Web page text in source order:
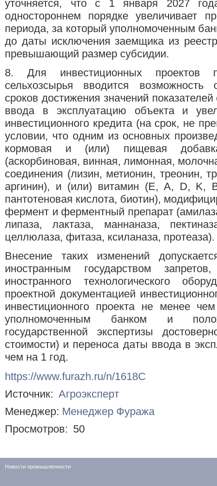
уточняется, что с 1 января 2027
одностороннем порядке увеличивает
периода, за который уполномоченным
до даты исключения заемщика из
превышающий размер субсидии.
8. Для инвестиционных проектов
сельхозсырья вводится возможность
сроков достижения значений
ввода в эксплуатацию объекта и
инвестиционного кредита (на срок, не
условии, что одним из основных
кормовая и (или) пищевая
(аскорбиновая, винная, лимонная,
соединения (лизин, метионин, треонин,
аргинин), и (или) витамин (E, A, D, K,
пантотеновая кислота, биотин),
фермент и ферментный препарат
липаза, лактаза, маннаназа,
целлюлаза, фитаза, ксиланаза, протеаза).
Внесение таких изменений
иностранным государством
иностранного технологического
проектной документацией
инвестиционного проекта не менее
уполномоченным банком и
государственной экспертизы
стоимости) и переноса даты ввода в
чем на 1 год.
https://www.furazh.ru/n/1618C
Источник: Агроэксперт
Менеджер: Менеджер Фуража
Просмотров: 50
Новости промышленности